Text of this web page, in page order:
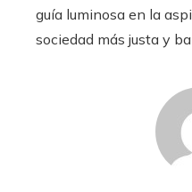
guía luminosa en la
sociedad más justa y